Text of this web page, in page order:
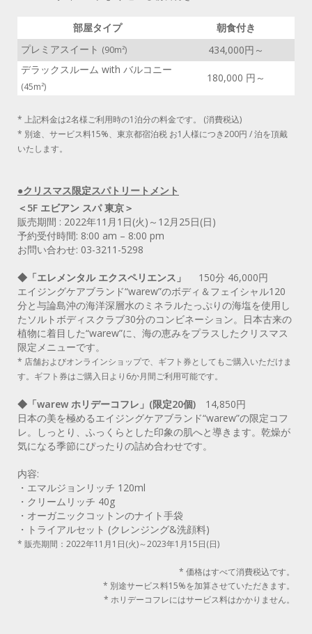
部屋タイプ
朝食付き
プレミアスイート (90m²)
434,000円～
デラックスルーム with バルコニー
(45m²)
180,000 円～
* 上記料金は2名様ご利用時の1泊分の料金です。 (消費税込)
* 別途、サービス料15%、東京都宿泊税 お1人様につき200円 / 泊を頂戴
いたします。
●クリスマス限定スパトリートメント
＜5F エビアン スパ 東京＞
販売期間 : 2022年11月1日(火)～12月25日(日)
予約受付時間: 8:00 am – 8:00 pm
お問い合わせ: 03-3211-5298
◆「エレメンタル エクスペリエンス」
150分 46,000円
エイジングケアブランド“warew”のボディ＆フェイシャル120
分と与論島沖の海洋深層水のミネラルたっぷりの海塩を使用し
たソルトボディスクラブ30分のコンビネーション。日本古来の
植物に着目した“warew”に、海の恵みをプラスしたクリスマス
限定メニューです。
* 店舗およびオンラインショップで、ギフト券としてもご購入いただけま
す。ギフト券はご購入日より6か月間ご利用可能です。
◆「warew ホリデーコフレ」(限定20個) 14,850円
日本の美を極めるエイジングケアブランド“warew”の限定コフ
レ。しっとり、ふっくらとした印象の肌へと導きます。乾燥が
気になる季節にぴったりの詰め合わせです。
内容:
・エマルジョンリッチ 120ml
・クリームリッチ 40g
・オーガニックコットンのナイト手袋
・トライアルセット (クレンジング&洗顔料)
* 販売期間：2022年11月1日(火)～2023年1月15日(日)
* 価格はすべて消費税込です。
* 別途サービス料15%を加算させていただきます。
* ホリデーコフレにはサービス料はかかりません。